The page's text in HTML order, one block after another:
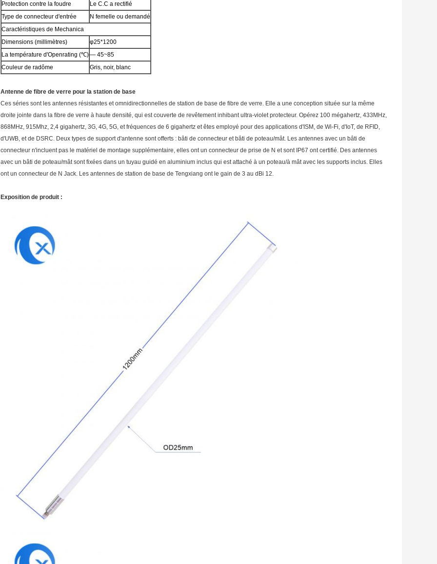
Protection contre la foudre
Le C.C a rectifié
Type de connecteur d'entrée
N femelle ou demandé
Caractéristiques de Mechanica
Dimensions (millimètres)
φ25*1200
La température d'Openrating (℃)— 45~85
Couleur de radôme
Gris, noir, blanc
Antenne de fibre de verre pour la station de base
Ces séries sont les antennes résistantes et omnidirectionnelles de station de base de fibre de verre. Elle a une conception située sur la même
droite jointe dans la fibre de verre à haute densité, qui est couverte de revêtement inhibant ultra-violet protecteur. Opérez 100 mégahertz, 433MHz,
868MHz, 915Mhz, 2,4 gigahertz, 3G, 4G, 5G, et fréquences de 6 gigahertz et êtes employé pour des applications d'ISM, de Wi-Fi, d'IoT, de RFID,
d'UWB, et de DSRC. Deux types de support d'antenne sont offerts : bâti de connecteur et bâti de poteau/mât. Les antennes avec un bâti de
connecteur n'incluent pas le matériel de montage supplémentaire, elles ont un connecteur de prise de N et sont IP67 ont certifié. Des antennes
avec un bâti de poteau/mât sont fixées dans un tuyau guidé en aluminium inclus qui est attaché à un poteau/à mât avec les supports inclus. Elles
ont un connecteur de N Jack. Les antennes de station de base de Tengxiang ont le gain de 3 au dBi 12.
Exposition de produit :